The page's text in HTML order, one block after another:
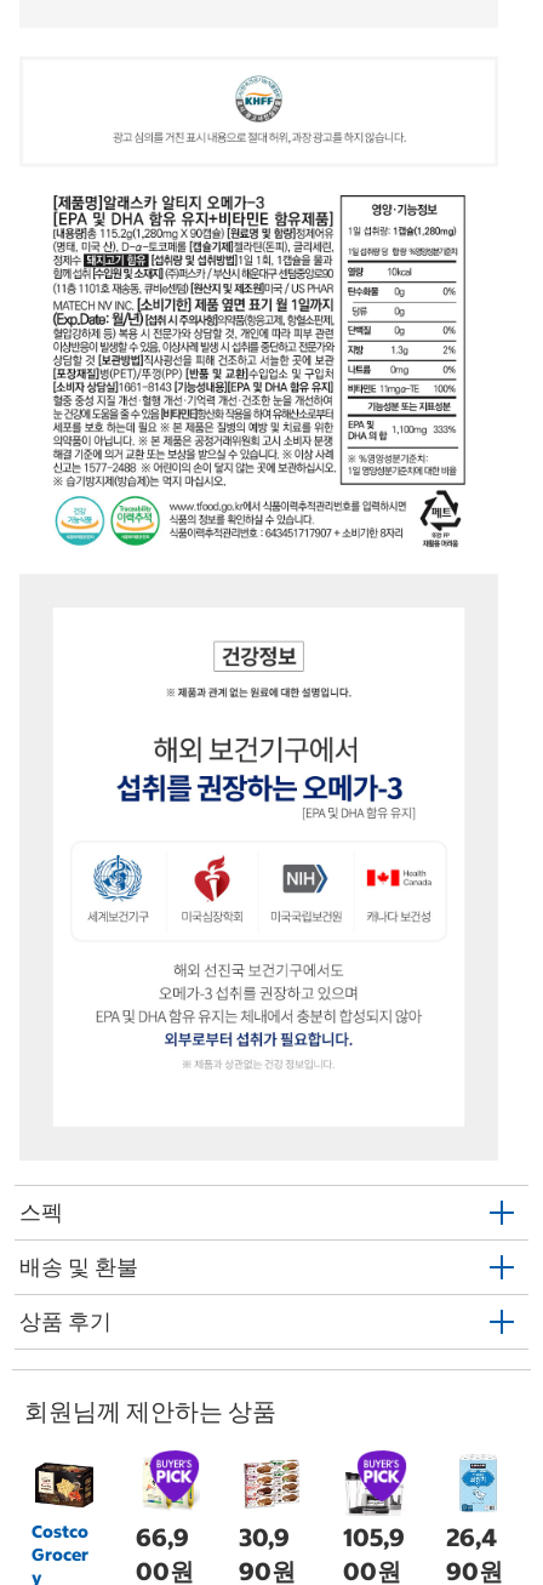
스펙
배송 및 환불
상품 후기
회원님께 제안하는 상품
Costco
Grocer
y
66,9
00원
30,9
90원
105,9
00원
26,4
90원